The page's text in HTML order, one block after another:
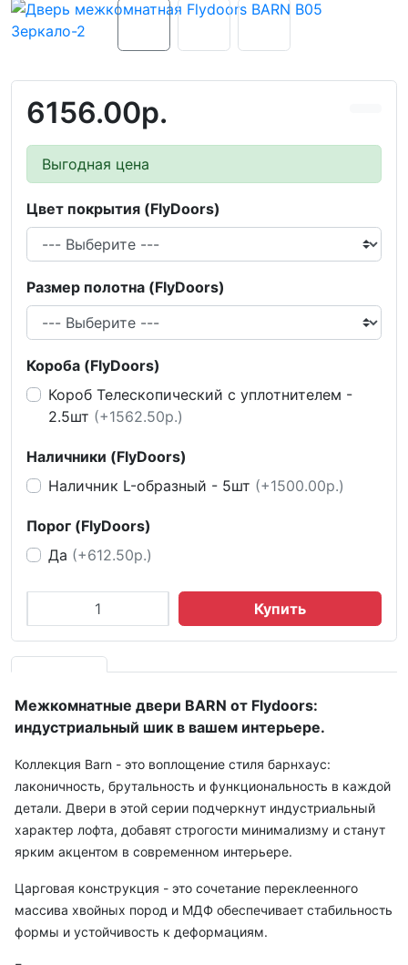
6156.00р.
Выгодная цена
Цвет покрытия (FlyDoors)
Размер полотна (FlyDoors)
Короба (FlyDoors)
Короб Телескопический с уплотнителем -
2.5шт (+1562.50р.)
Наличники (FlyDoors)
Наличник L-образный - 5шт (+1500.00р.)
Порог (FlyDoors)
Да (+612.50р.)
Купить
Межкомнатные двери BARN от Flydoors:
индустриальный шик в вашем интерьере.
Коллекция Barn - это воплощение стиля барнхаус:
лаконичность, брутальность и функциональность в каждой
детали. Двери в этой серии подчеркнут индустриальный
характер лофта, добавят строгости минимализму и станут
ярким акцентом в современном интерьере.
Царговая конструкция - это сочетание переклеенного
массива хвойных пород и МДФ обеспечивает стабильность
формы и устойчивость к деформациям.